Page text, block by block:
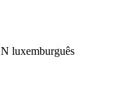
luxemburguês